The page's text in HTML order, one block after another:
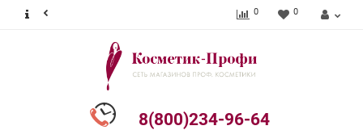
0 0
8(800)234-96-64